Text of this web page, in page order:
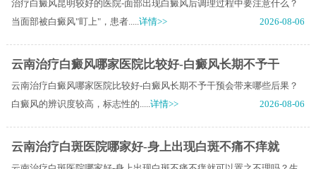
治疗白癜风昆明较好的医院-面部出现白癜风后调理过程中要注意什么？
当面部被白癜风"盯上"，患者.....详情>> 2026-08-06
云南治疗白癜风哪家医院比较好-白癜风长期不予干
云南治疗白癜风哪家医院比较好-白癜风长期不予干预会带来哪些后果？
白癜风的辨识度较高，标志性的.....详情>> 2026-08-06
云南治疗白斑医院哪家好-身上出现白斑不痛不痒就